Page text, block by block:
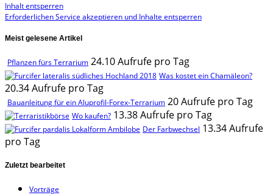
Inhalt entsperren
Erforderlichen Service akzeptieren und Inhalte entsperren
Meist gelesene Artikel
Pflanzen fürs Terrarium 24.10 Aufrufe pro Tag
Was kostet ein Chamäleon?
20.34 Aufrufe pro Tag
Bauanleitung für ein Aluprofil-Forex-Terrarium 20 Aufrufe pro Tag
Wo kaufen? 13.38 Aufrufe pro Tag
Der Farbwechsel 13.34 Aufrufe
pro Tag
Zuletzt bearbeitet
Vorträge